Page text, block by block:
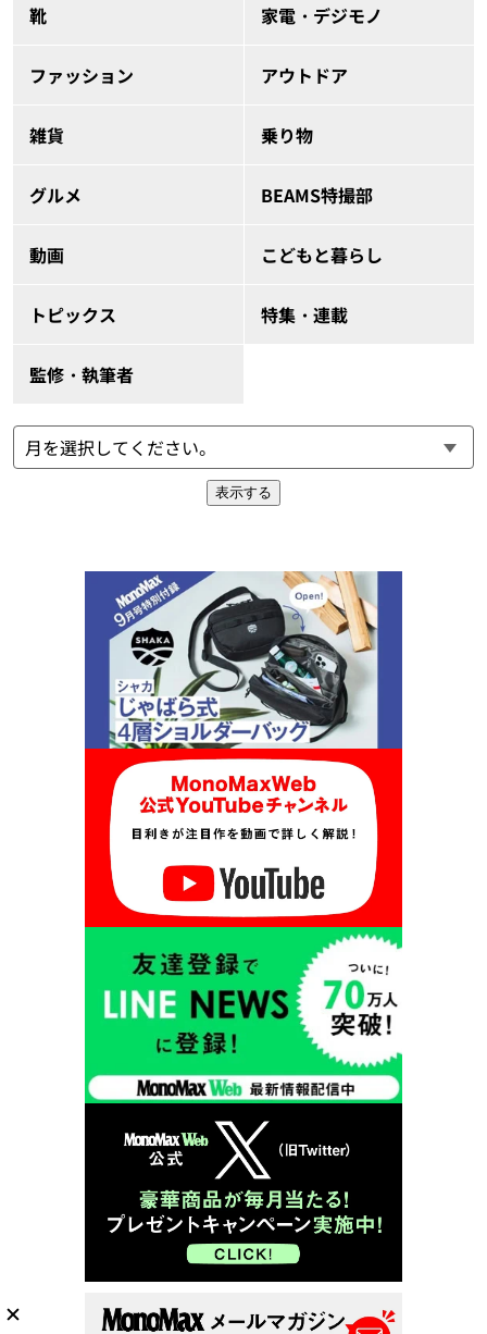
靴 家電・デジモノ
ファッション アウトドア
雑貨 乗り物
グルメ BEAMS特撮部
動画 こどもと暮らし
トピックス 特集・連載
監修・執筆者
表示する